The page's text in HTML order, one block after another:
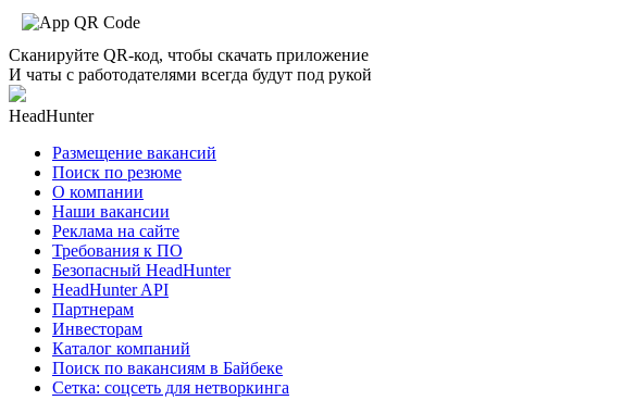
Сканируйте QR-код, чтобы скачать приложение
И чаты с работодателями всегда будут под рукой
HeadHunter
Размещение вакансий
Поиск по резюме
О компании
Наши вакансии
Реклама на сайте
Требования к ПО
Безопасный HeadHunter
HeadHunter API
Партнерам
Инвесторам
Каталог компаний
Поиск по вакансиям в Байбеке
Сетка: соцсеть для нетворкинга